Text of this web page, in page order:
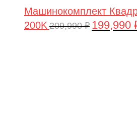
Машинокомплект
200K 209,990₽ 199,990